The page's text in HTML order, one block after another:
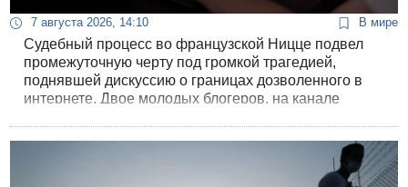
7 августа 2026, 14:10 В мире
Судебный процесс во французской Ницце подвел
промежуточную черту под громкой трагедией,
поднявшей дискуссию о границах дозволенного в
интернете. Двое молодых блогеров, на канале
стример Рафаэль Гравен, избежали реального
тюремного срока. Суд применил к ним условные